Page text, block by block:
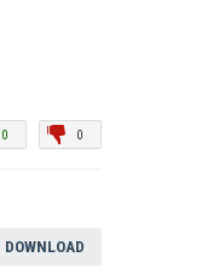
0
0
DOWNLOAD